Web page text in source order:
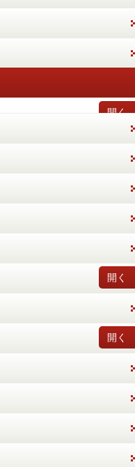
開く
開く
開く